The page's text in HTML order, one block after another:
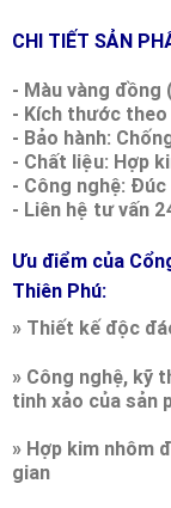
CHI TIẾT SẢN
- Màu vàng đồng
- Kích thước theo
- Bảo hành:
- Chất liệu: Hợp
- Công nghệ:
- Liên hệ tư vấn
Ưu điểm của
Thiên Phú:
» Thiết kế độc
» Công nghệ, kỹ
tinh xảo của sản
» Hợp kim nhôm
gian